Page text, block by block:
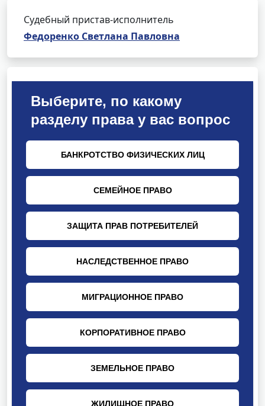
Судебный пристав-исполнитель
Федоренко Светлана Павловна